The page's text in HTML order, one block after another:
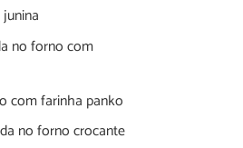
no forno com
com farinha panko
no forno crocante